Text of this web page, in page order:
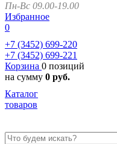
Пн-Вс 09.00-19.00
Избранное
0
+7 (3452) 699-220
+7 (3452) 699-221
Корзина 0 позиций
на сумму 0 руб.
Каталог
товаров